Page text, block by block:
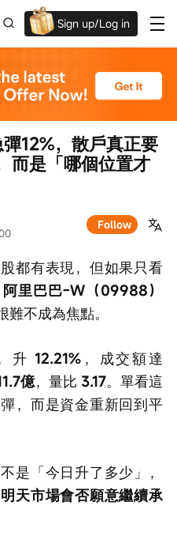
Sign up/Log in
Grab the welcome Offer!
Follow
12%，散戶真正要
而是「哪個位置才
都有表現，但如果只看
阿里巴巴-W（09988）
難不成為焦點。
升 12.21% ，成交額達
億，量比 3.17。單看這
，而是資金重新回到平
是「今日升了多少」，
天市場會否願意繼續承